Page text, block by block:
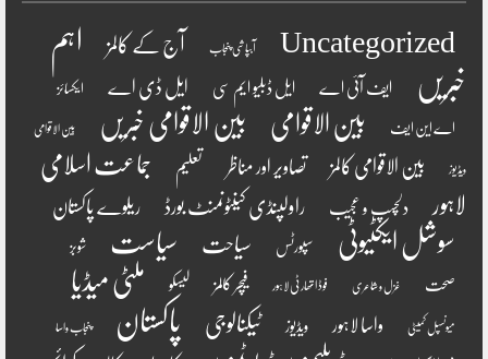
Uncategorized آبپاشی پنجاب آج کے کالمز
اہم
خبریں
ایف آئی اے ایل ڈبلیو ایم سی ایل ڈی اے ایکسائز
اے این ایف بین الاقوامی بین الاقوامی خبریں بین الاقوامی
ویڈیوز بین الاقوامی کالمز تصاویر اور مناظر تعلیم
جماعت اسلامی
لاہور
دلچسپ و عجیب راولپنڈی کینٹونمنٹ بورڈ ریلوے پاکستان
سوشل ایکٹیوٹی سپورٹس سیاحت سیاست شوبز
صحت غزل و شاعری فوڈ اتھارٹی لاہور فیچر کالمز لیسکو ملٹی میڈیا
میونسپل کمیٹی واسا لاہور ویڈیوز ٹیکنالوجی پاکستان پنجاب واسا